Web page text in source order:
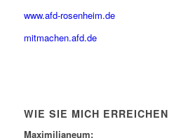
www.afd-rosenheim.de
mitmachen.afd.de
WIE SIE MICH ERREICHEN
Maximilianeum: